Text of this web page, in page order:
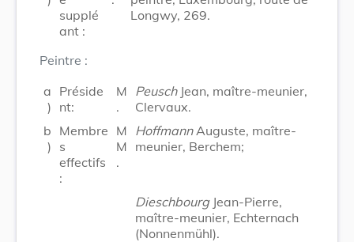
Peintre :
supplé
ant :
Longwy, 269.
a
)
Préside
nt:
M
.
Peusch Jean, maître-meunier,
Clervaux.
b
)
Membre
s
effectifs
:
M
M
.
Hoffmann Auguste, maître-
meunier, Berchem;
DieschbourgJean-Pierre,
maître-meunier, Echternach
(Nonnenmühl).